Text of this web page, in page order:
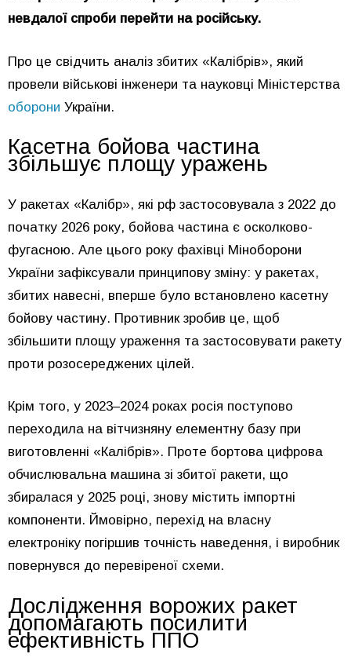
невдалої спроби перейти на російську.
Про це свідчить аналіз збитих «Калібрів», який
провели військові інженери та науковці Міністерства
оборони України.
Касетна бойова частина
збільшує площу уражень
У ракетах «Калібр», які рф застосовувала з 2022 до
початку 2026 року, бойова частина є осколково-
фугасною. Але цього року фахівці Міноборони
України зафіксували принципову зміну: у ракетах,
збитих навесні, вперше було встановлено касетну
бойову частину. Противник зробив це, щоб
збільшити площу ураження та застосовувати ракету
проти розосереджених цілей.
Крім того, у 2023–2024 роках росія поступово
переходила на вітчизняну елементну базу при
виготовленні «Калібрів». Проте бортова цифрова
обчислювальна машина зі збитої ракети, що
збиралася у 2025 році, знову містить імпортні
компоненти. Ймовірно, перехід на власну
електроніку погіршив точність наведення, і виробник
повернувся до перевіреної схеми.
Дослідження ворожих ракет
допомагають посилити
ефективність ППО